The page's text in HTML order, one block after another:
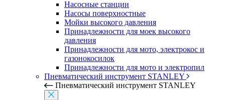
Насосные станции
Насосы поверхностные
Мойки высокого давления
Принадлежности для моек высокого
давления
Принадлежности для мото, электрокос и
газонокосилок
Принадлежности для мото и электропил
Пневматический инструмент STANLEY
Пневматический инструмент STANLEY